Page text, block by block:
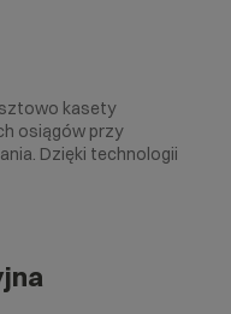
kasety
osiągów przy
Dzięki technologii